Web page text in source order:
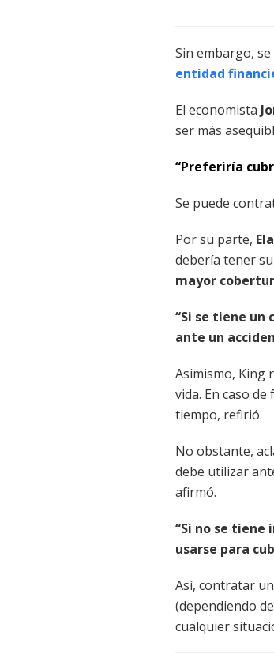
Sin embargo,
entidad
El economista
ser más
“Preferiría
Se puede
Por su parte,
debería tener
mayor
“Si se tiene
ante un
Asimismo, King
vida. En caso
tiempo, refirió.
No obstante,
debe utilizar
afirmó.
“Si no se
usarse para
Así, contratar
(dependiendo
cualquier